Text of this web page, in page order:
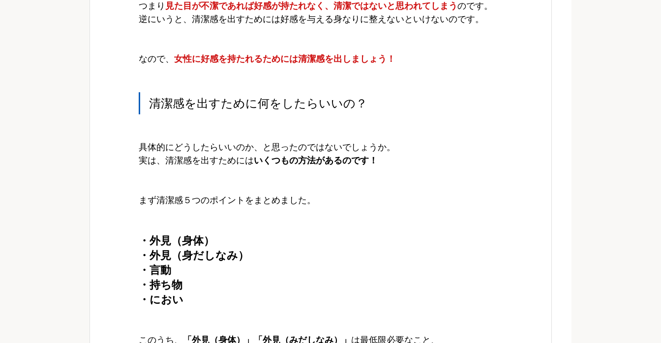
つまり 見た目が不潔であれば好感が持たれなく、清潔ではないと思われてしまう のです。
逆にいうと、清潔感を出すためには好感を与える身なりに整えないといけないのです。
なので、 女性に好感を持たれるためには清潔感を出しましょう！
清潔感を出すために何をしたらいいの？
具体的にどうしたらいいのか、と思ったのではないでしょうか。
実は、清潔感を出すためにはいくつもの方法があるのです！
まず清潔感５つのポイントをまとめました。
・外見（身体）
・外見（身だしなみ）
・言動
・持ち物
・におい
このうち、 「外見（身体）」「外見（みだしなみ）」 は最低限必要なこと、